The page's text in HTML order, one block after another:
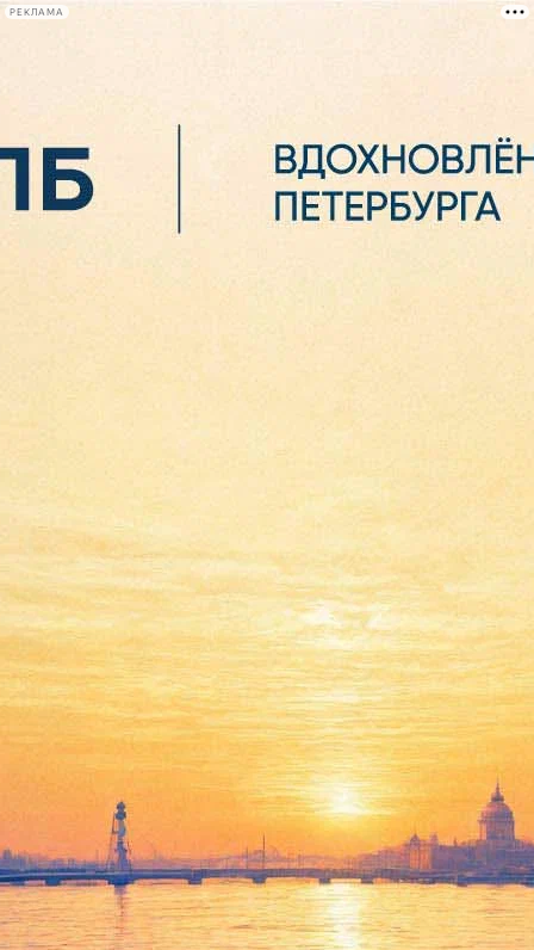
РЕКЛАМА
Сегодня: